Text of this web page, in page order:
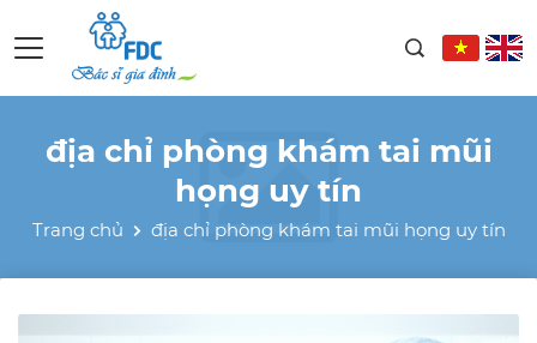
địa chỉ phòng khám tai mũi
họng uy tín
Trang chủ địa chỉ phòng khám tai mũi họng uy tín